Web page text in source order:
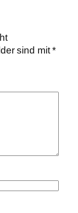
sind mit*